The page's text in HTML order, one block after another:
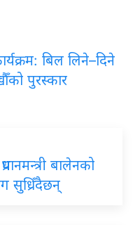
बिल लिने–दिने
पुरस्कार
बालेनको
सुध्रिँदैछन्